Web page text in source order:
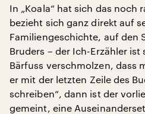
In „Koala“ hat sich das noch
bezieht sich ganz direkt auf
Familiengeschichte, auf den
Bruders – der Ich-Erzähler
Bärfuss verschmolzen, dass
er mit der letzten Zeile des
schreiben“, dann ist der
gemeint, eine